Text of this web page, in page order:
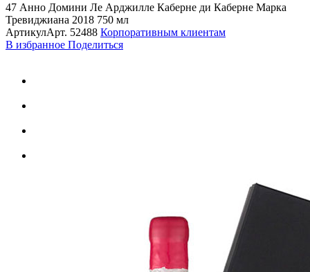
47 Анно Домини Ле Арджилле Каберне ди Каберне Марка
Тревиджиана 2018 750 мл
АртикулАрт. 52488 Корпоративным клиентам
В избранное Поделиться